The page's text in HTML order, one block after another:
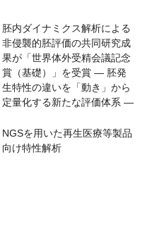
胚内ダイナミクス解析による
非侵襲的胚評価の共同研究成
果が「世界体外受精会議記念
賞（基礎）」を受賞 ― 胚発
生特性の違いを「動き」から
定量化する新たな評価体系 ―
NGSを用いた再生医療等製品
向け特性解析